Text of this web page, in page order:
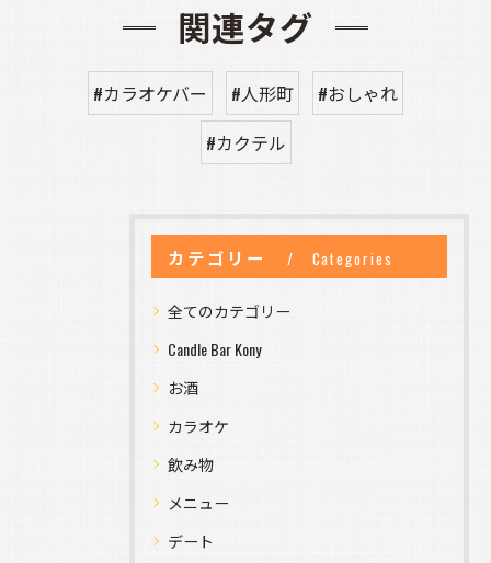
関連タグ
#カラオケバー #人形町
#おしゃれ
#カクテル
カテゴリー Categories
全てのカテゴリー
Candle Bar Kony
お酒
カラオケ
飲み物
メニュー
デート